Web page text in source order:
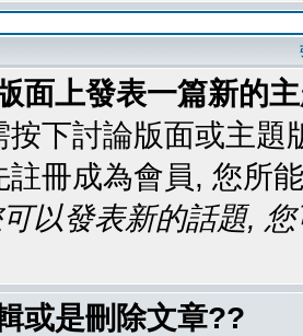
面上發表一篇新的
按下討論版面或主
註冊成為會員, 您所
以發表新的話題,
或是刪除文章??